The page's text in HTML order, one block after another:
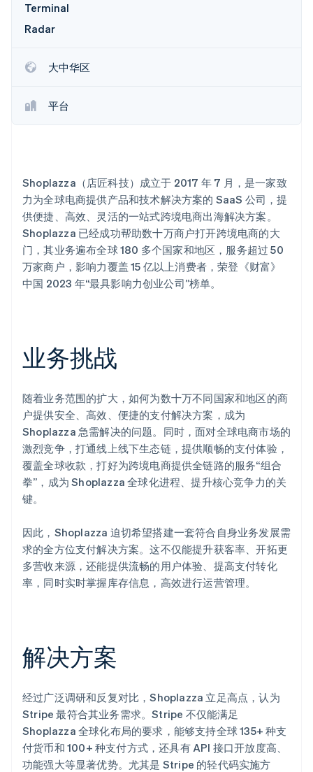
Terminal
Radar
大中华区
平台
Shoplazza（店匠科技）成立于 2017 年 7 月，是一家致
力为全球电商提供产品和技术解决方案的 SaaS 公司，提
供便捷、高效、灵活的一站式跨境电商出海解决方案。
Shoplazza 已经成功帮助数十万商户打开跨境电商的大
门，其业务遍布全球 180 多个国家和地区，服务超过 50
万家商户，影响力覆盖 15 亿以上消费者，荣登《财富》
中国 2023 年“最具影响力创业公司”榜单。
业务挑战
随着业务范围的扩大，如何为数十万不同国家和地区的商
户提供安全、高效、便捷的支付解决方案，成为
Shoplazza 急需解决的问题。同时，面对全球电商市场的
激烈竞争，打通线上线下生态链，提供顺畅的支付体验，
覆盖全球收款，打好为跨境电商提供全链路的服务“组合
拳”，成为 Shoplazza 全球化进程、提升核心竞争力的关
键。
因此，Shoplazza 迫切希望搭建一套符合自身业务发展需
求的全方位支付解决方案。这不仅能提升获客率、开拓更
多营收来源，还能提供流畅的用户体验、提高支付转化
率，同时实时掌握库存信息，高效进行运营管理。
解决方案
经过广泛调研和反复对比，Shoplazza 立足高点，认为
Stripe 最符合其业务需求。Stripe 不仅能满足
Shoplazza 全球化布局的要求，能够支持全球 135+ 种支
付货币和 100+ 种支付方式，还具有 API 接口开放度高、
功能强大等显著优势。尤其是 Stripe 的轻代码实施方